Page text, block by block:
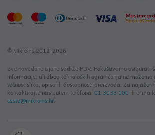
© Mikronis 2012-2026
Sve navedene cijene sadrže PDV. Pokušavamo osigurati
informacije, ali zbog tehnoloških ograničenja ne
točnost slika, opisa ili dostupnosti proizvoda. Za
kontaktirajte nas putem telefona: 01 3033 100 ili e-
cesta@mikronis.hr